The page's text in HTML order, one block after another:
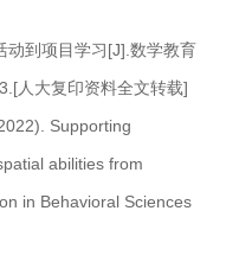
动到项目学习[J].数学教育
人大复印资料全文转载]
Supporting
abilities from
in Behavioral Sciences